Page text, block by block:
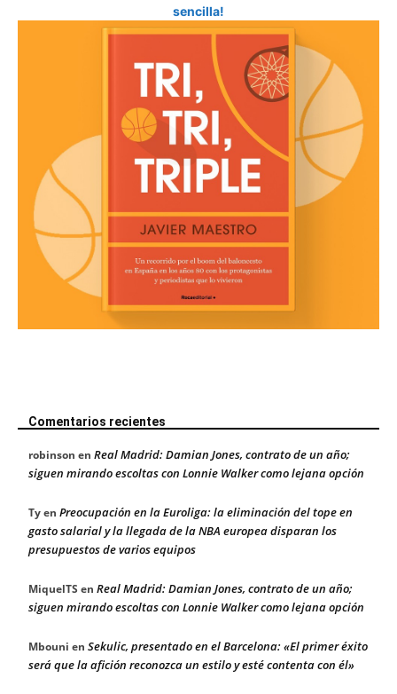
sencilla!
Comentarios recientes
robinson en Real Madrid: Damian Jones, contrato de un año;
siguen mirando escoltas con Lonnie Walker como lejana opción
Tyen Preocupación en la Euroliga: la eliminación del tope en
gasto salarial y la llegada de la NBA europea disparan los
presupuestos de varios equipos
MiquelTS en Real Madrid: Damian Jones, contrato de un año;
siguen mirando escoltas con Lonnie Walker como lejana opción
Mbouni en Sekulic, presentado en el Barcelona: «El primer éxito
será que la afición reconozca un estilo y esté contenta con él»